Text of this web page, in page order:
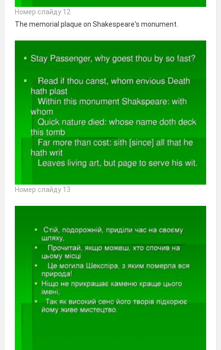
Номер слайду 12
The memorial plaque on Shakespeare's monument.
Номер слайду 13